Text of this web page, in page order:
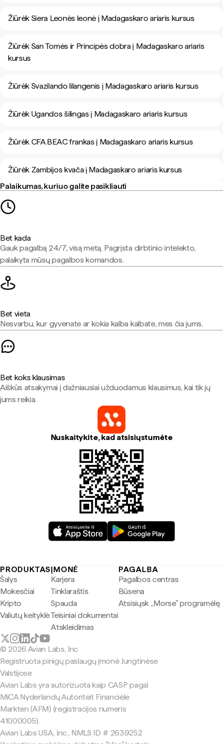
Žiūrėk Siera Leonės leonė į Madagaskaro ariaris kursus
Žiūrėk San Tomės ir Principės dobra į Madagaskaro ariaris
kursus
Žiūrėk Svazilando lilangenis į Madagaskaro ariaris kursus
Žiūrėk Ugandos šilingas į Madagaskaro ariaris kursus
Žiūrėk CFA BEAC frankas į Madagaskaro ariaris kursus
Žiūrėk Zambijos kvača į Madagaskaro ariaris kursus
Palaikumas, kuriuo galite pasikliauti
Bet kada
Gauk pagalbą 24/7, visą metą. Pagrįsta dirbtinio intelekto,
palaikyta mūsų pagalbos komandos.
Bet vieta
Nesvarbu, kur gyvenate ar kokia kalba kalbate, mes čia jums.
Bet koks klausimas
Aiškūs atsakymai į dažniausiai užduodamus klausimus, kai tik jų
jums reikia.
Nuskaitykite, kad atsisiųstumėte
PRODUKTAS
Šalys
Mokesčiai
Kripto
Valiutų keityklė
ĮMONĖ
Karjera
Tinklaraštis
Spauda
Teisiniai dokumentai
Atskleidimas
PAGALBA
Pagalbos centras
Būsena
Atsisiųsk „Morse" programėlę
© 2026 Avian Labs, Inc
Registruota pinigų paslaugų įmonė Jungtinėse
Valstijose
Avian Labs yra autorizuota kaip CASP pagal
MiCA Nyderlandų Autoriteit Financiële
Markten (AFM) (registracijos numeris
41000005).
Avian Labs USA, Inc., NMLS ID # 2639252